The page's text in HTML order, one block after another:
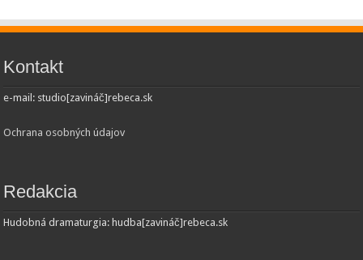
Kontakt
e-mail: studio[zavináč]rebeca.sk
Ochrana osobných údajov
Redakcia
Hudobná dramaturgia: hudba[zavináč]rebeca.sk